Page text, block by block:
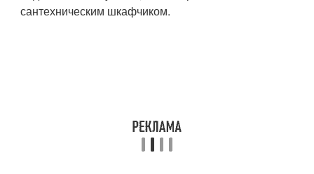
сантехническим шкафчиком.